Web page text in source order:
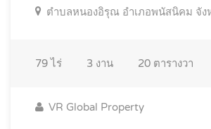
ตำบลหนองอิรุณ อำเภอพนัสนิคม จัง
79ไร่ 3 งาน 20 ตารางวา
VR Global Property